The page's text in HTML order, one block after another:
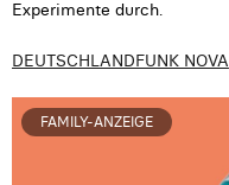
Experimente durch.
DEUTSCHLANDFUNK NOVA
FAMILY-ANZEIGE